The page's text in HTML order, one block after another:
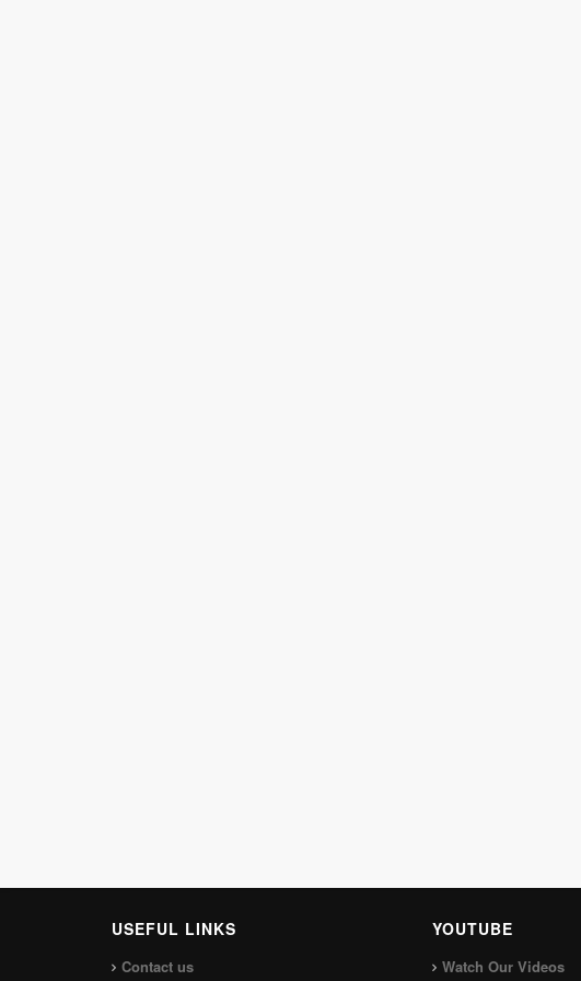
USEFUL LINKS
Contact us
YOUTUBE
Watch Our Videos